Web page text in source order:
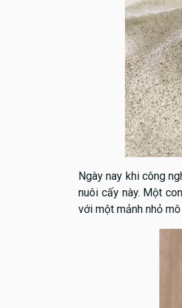
Ngày nay khi công
nuôi cấy này. Một
với một mảnh nhỏ